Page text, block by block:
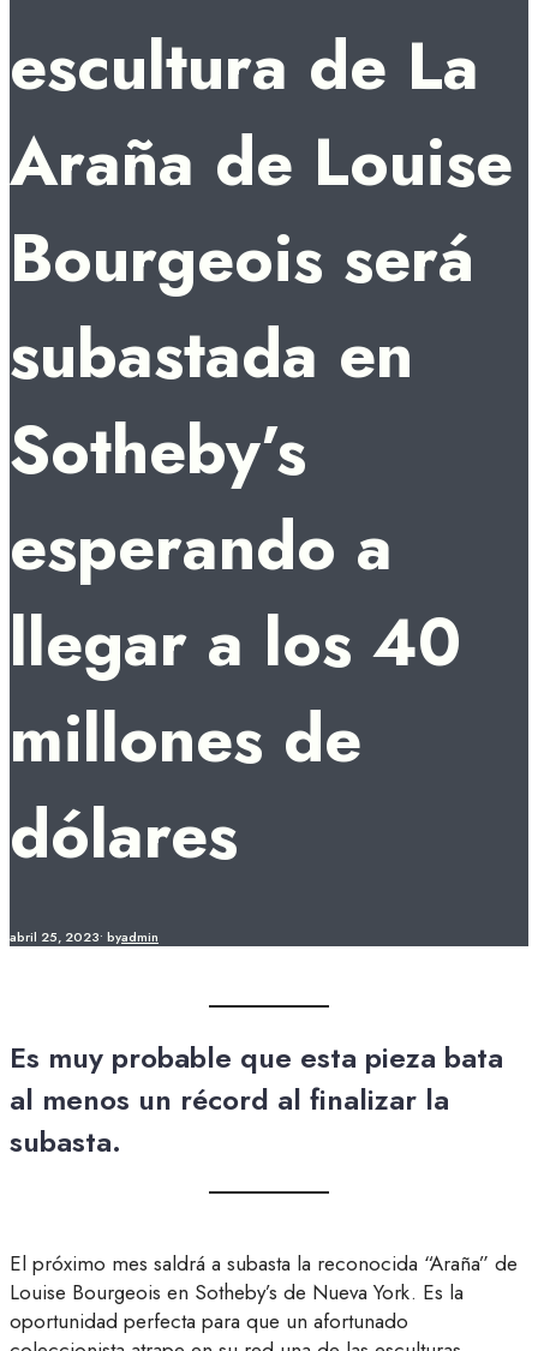
escultura de La
Araña de Louise
Bourgeois será
subastada en
Sotheby’s
esperando a
llegar a los 40
millones de
dólares
abril 25, 2023• byadmin
Es muy probable que esta pieza bata
al menos un récord al finalizar la
subasta.
El próximo mes saldrá a subasta la reconocida “Araña” de
Louise Bourgeois en Sotheby’s de Nueva York. Es la
oportunidad perfecta para que un afortunado